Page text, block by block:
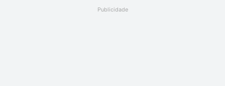
Publicidade